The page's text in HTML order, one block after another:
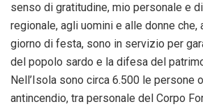
senso di gratitudine, mio personale e
regionale, agli uomini e alle donne che,
giorno di festa, sono in servizio per
del popolo sardo e la difesa del
Nell’Isola sono circa 6.500 le persone
antincendio, tra personale del Corpo